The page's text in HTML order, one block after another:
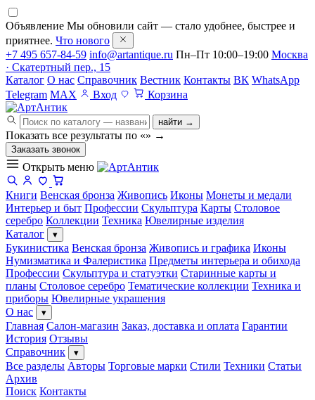
Объявление Мы обновили сайт — стало удобнее, быстрее и
приятнее. Что нового
+7 495 657-84-59 info@artantique.ru Пн–Пт 10:00–19:00 Москва
· Скатертный пер., 15
Каталог О нас Справочник Вестник Контакты ВК WhatsApp
Telegram MAX Вход Корзина
найти →
Показать все результаты по «» →
Заказать звонок
Открыть меню
Книги Венская бронза Живопись Иконы Монеты и медали
Интерьер и быт Профессии Скульптура Карты Столовое
серебро Коллекции Техника Ювелирные изделия
Каталог
▾
Букинистика Венская бронза Живопись и графика Иконы
Нумизматика и Фалеристика Предметы интерьера и обихода
Профессии Скульптура и статуэтки Старинные карты и
планы Столовое серебро Тематические коллекции Техника и
приборы Ювелирные украшения
О нас
▾
Главная Салон-магазин Заказ, доставка и оплата Гарантии
История Отзывы
Справочник
▾
Все разделы Авторы Торговые марки Стили Техники Статьи
Архив
Поиск Контакты